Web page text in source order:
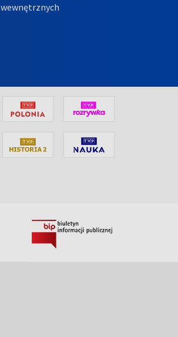
wewnętrznych